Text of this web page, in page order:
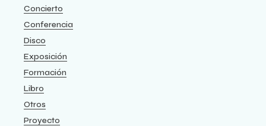
Concierto
Conferencia
Disco
Exposición
Formación
Libro
Otros
Proyecto